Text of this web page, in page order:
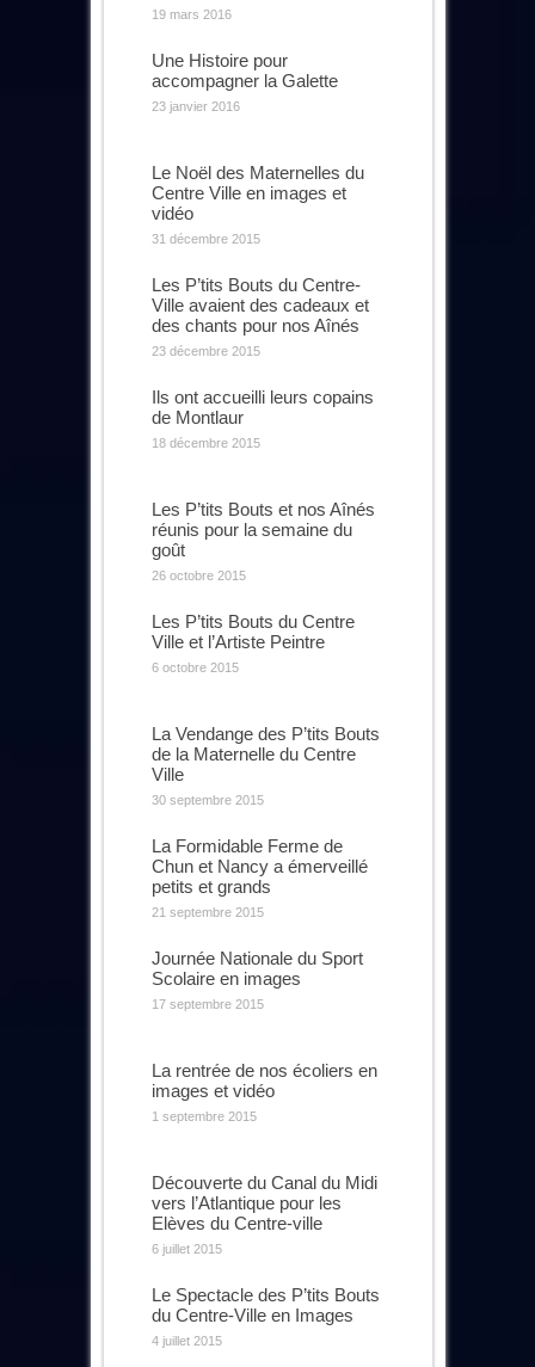
19 mars 2016
Une Histoire pour
accompagner la Galette
23 janvier 2016
Le Noël des Maternelles du
Centre Ville en images et
vidéo
31 décembre 2015
Les P’tits Bouts du Centre-
Ville avaient des cadeaux et
des chants pour nos Aînés
23 décembre 2015
Ils ont accueilli leurs copains
de Montlaur
18 décembre 2015
Les P’tits Bouts et nos Aînés
réunis pour la semaine du
goût
26 octobre 2015
Les P’tits Bouts du Centre
Ville et l’Artiste Peintre
6 octobre 2015
La Vendange des P’tits Bouts
de la Maternelle du Centre
Ville
30 septembre 2015
La Formidable Ferme de
Chun et Nancy a émerveillé
petits et grands
21 septembre 2015
Journée Nationale du Sport
Scolaire en images
17 septembre 2015
La rentrée de nos écoliers en
images et vidéo
1 septembre 2015
Découverte du Canal du Midi
vers l’Atlantique pour les
Elèves du Centre-ville
6 juillet 2015
Le Spectacle des P’tits Bouts
du Centre-Ville en Images
4 juillet 2015